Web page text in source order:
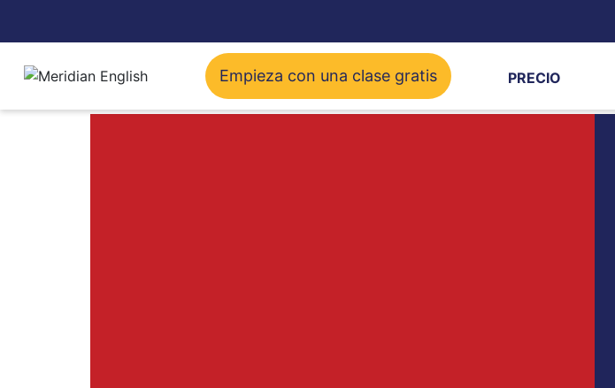
Empieza con una clase gratis PRECIO